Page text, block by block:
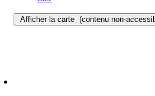
Afficher la carte (contenu non-